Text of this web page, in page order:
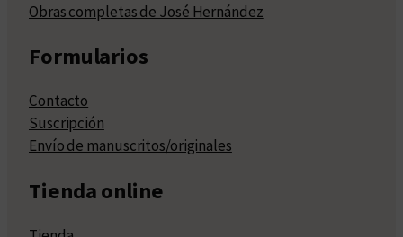
Obras completas de José Hernández
Formularios
Contacto
Suscripción
Envío de manuscritos/originales
Tienda online